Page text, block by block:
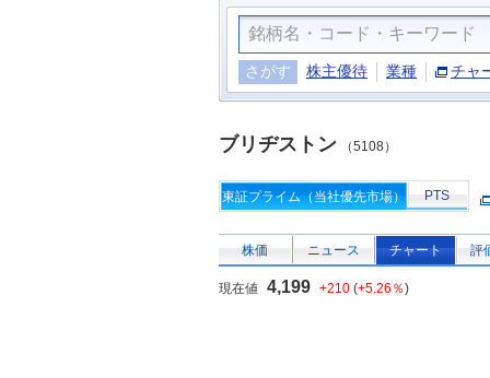
さがす 株主優待 業種 チャ
ブリヂストン （5108）
東証プライム（当社優先市場） PTS
株価 ニュース チャート 評
現在値 4,199 +210 (+5.26％)